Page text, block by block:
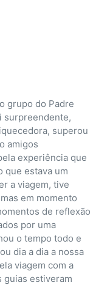
pontos positivos...
presente nos
em que saímos
que voltamos pra cá.
alguém do grupo
atenção para com o
de fazer novas
de colocarem no
mesmo nos
é um ponto positivo
despreocupados.
viajar não tenho
Que vocês possam
carinho que pude